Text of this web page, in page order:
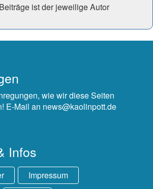
ist der jeweilige Autor
wie wir diese Seiten
E-Mail an news@kaolinpott.de
Infos
Impressum